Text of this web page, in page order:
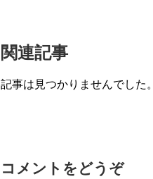
関連記事
記事は見つかりませんでした。
コメントをどうぞ